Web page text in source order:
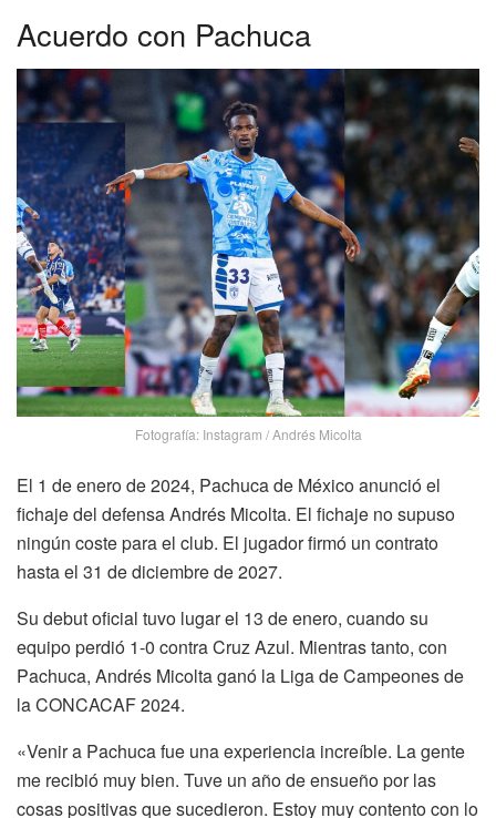
Acuerdo con Pachuca
Fotografía: Instagram / Andrés Micolta
El 1 de enero de 2024, Pachuca de México anunció el
fichaje del defensa Andrés Micolta. El fichaje no supuso
ningún coste para el club. El jugador firmó un contrato
hasta el 31 de diciembre de 2027.
Su debut oficial tuvo lugar el 13 de enero, cuando su
equipo perdió 1-0 contra Cruz Azul. Mientras tanto, con
Pachuca, Andrés Micolta ganó la Liga de Campeones de
la CONCACAF 2024.
«Venir a Pachuca fue una experiencia increíble. La gente
me recibió muy bien. Tuve un año de ensueño por las
cosas positivas que sucedieron. Estoy muy contento con lo